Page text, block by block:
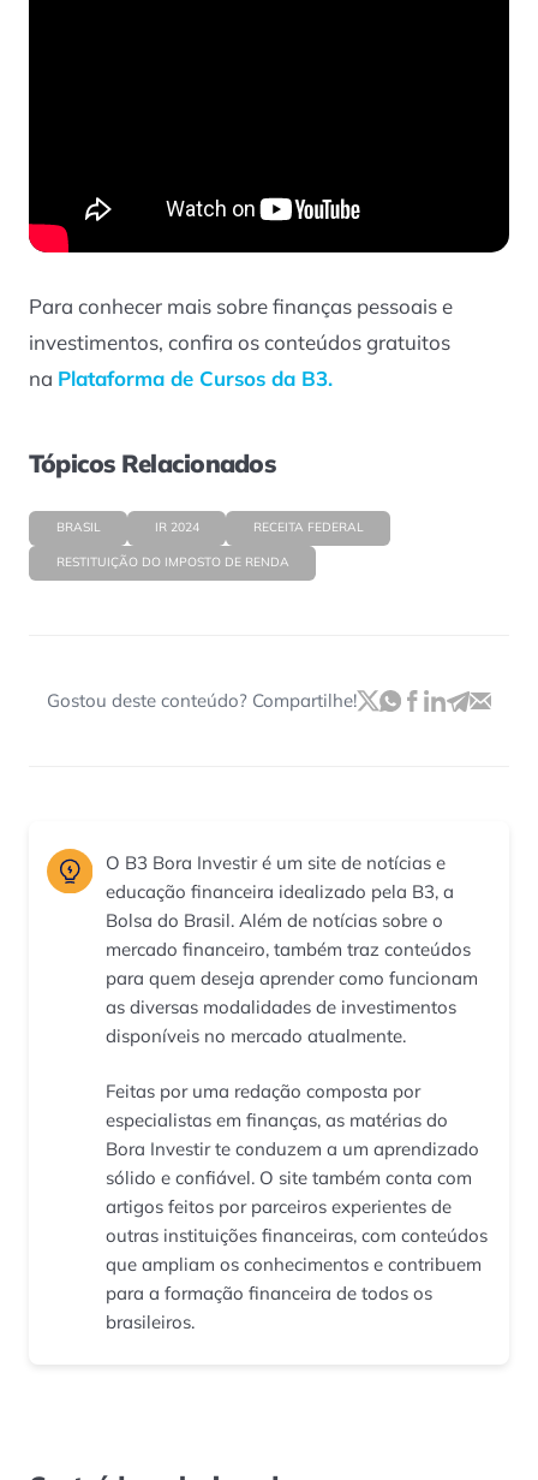
Para conhecer mais sobre finanças pessoais e
investimentos, confira os conteúdos gratuitos
na Plataforma de Cursos da B3.
Tópicos Relacionados
BRASIL IR 2024 RECEITA FEDERAL
RESTITUIÇÃO DO IMPOSTO DE RENDA
Gostou deste conteúdo? Compartilhe!
O B3 Bora Investir é um site de notícias e
educação financeira idealizado pela B3, a
Bolsa do Brasil. Além de notícias sobre o
mercado financeiro, também traz conteúdos
para quem deseja aprender como funcionam
as diversas modalidades de investimentos
disponíveis no mercado atualmente.
Feitas por uma redação composta por
especialistas em finanças, as matérias do
Bora Investir te conduzem a um aprendizado
sólido e confiável. O site também conta com
artigos feitos por parceiros experientes de
outras instituições financeiras, com conteúdos
que ampliam os conhecimentos e contribuem
para a formação financeira de todos os
brasileiros.